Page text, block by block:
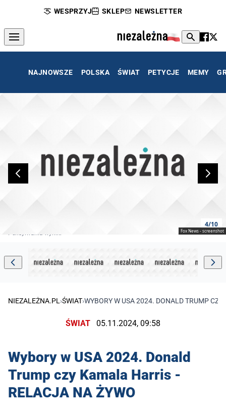
WESPRZYJ SKLEP NEWSLETTER
NAJNOWSZE POLSKA ŚWIAT PETYCJE MEMY
4/10
Fox News - screenshot
NIEZALEŻNA.PL ›ŚWIAT›WYBORY W USA 2024. DONALD TRUMP
ŚWIAT 05.11.2024, 09:58
Wybory w USA 2024. Donald
Trump czy Kamala Harris -
RELACJA NA ŻYWO